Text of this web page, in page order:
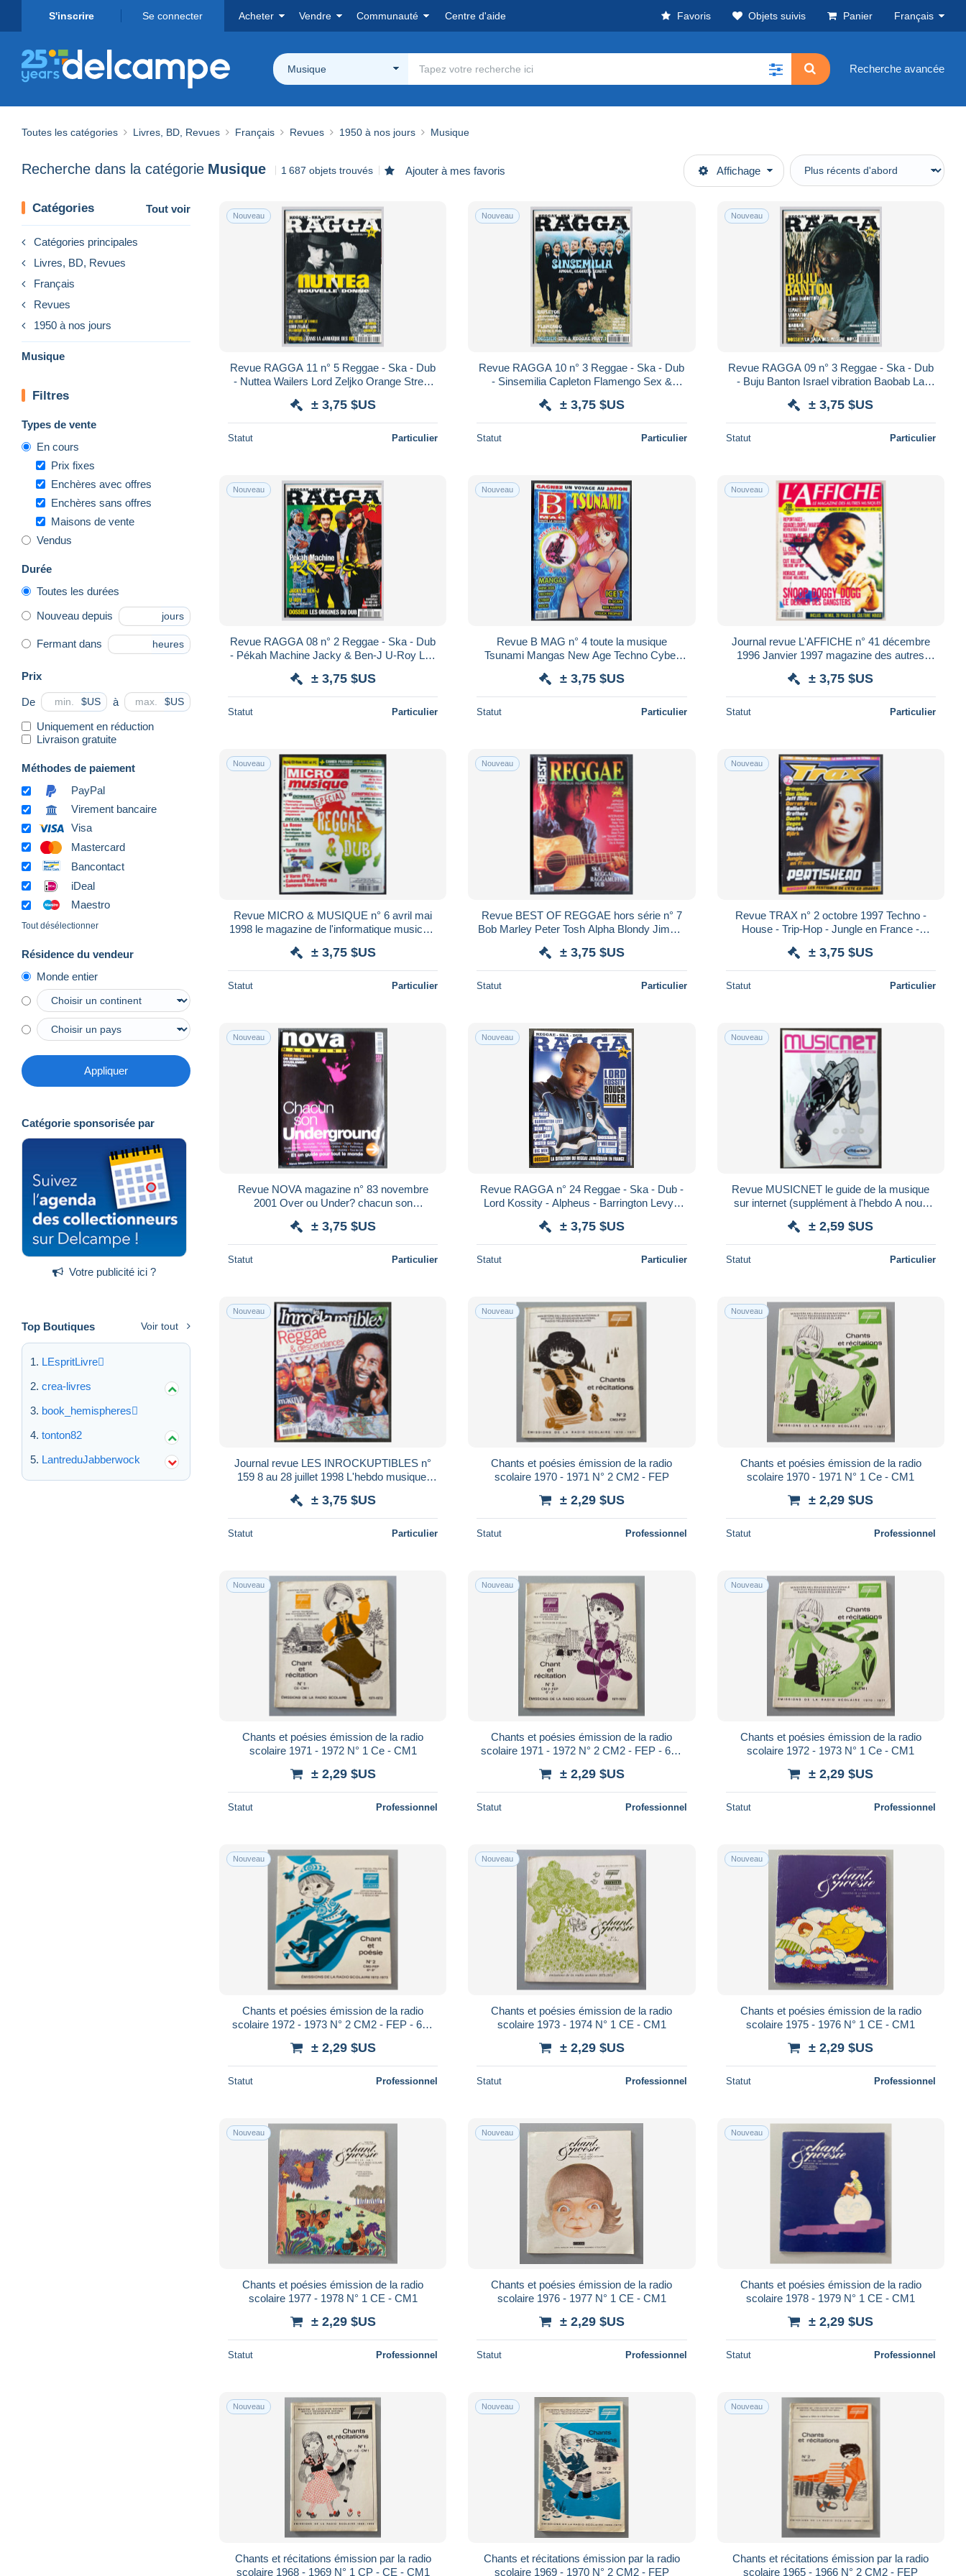
S'inscrire Se connecter Acheter Vendre Communauté Centre d'aide Favoris Objets suivis Panier Français
Musique Recherche avancée
Toutes les catégories Livres, BD, Revues Français Revues 1950 à nos jours Musique
Recherche dans la catégorie Musique 1 687 objets trouvés Ajouter à mes favoris Affichage
Catégories Tout voir
Catégories principales
Livres, BD, Revues
Français
Revues
1950 à nos jours
Musique
Filtres
Types de vente
En cours
Prix fixes
Enchères avec offres
Enchères sans offres
Maisons de vente
Vendus
Durée
Toutes les durées
Nouveau depuis jours
Fermant dans heures
Prix
De $US à $US
Uniquement en réduction
Livraison gratuite
Méthodes de paiement
PayPal
Virement bancaire
Visa
Mastercard
Bancontact
iDeal
Maestro
Tout désélectionner
Résidence du vendeur
Monde entier
Appliquer
Catégorie sponsorisée par
Votre publicité ici ?
Top Boutiques Voir tout
LEspritLivre
crea-livres
book_hemispheres
tonton82
LantreduJabberwock
Nouveau
Revue RAGGA 11 n° 5 Reggae - Ska - Dub
- Nuttea Wailers Lord Zeljko Orange Street
± 3,75 $US
Statut Particulier
Nouveau
Revue RAGGA 10 n° 3 Reggae - Ska - Dub
- Sinsemilia Capleton Flamengo Sex &
± 3,75 $US
Statut Particulier
Nouveau
Revue RAGGA 09 n° 3 Reggae - Ska - Dub
- Buju Banton Israel vibration Baobab La
± 3,75 $US
Statut Particulier
Nouveau
Revue RAGGA 08 n° 2 Reggae - Ska - Dub
- Pékah Machine Jacky & Ben-J U-Roy Les
± 3,75 $US
Statut Particulier
Nouveau
Revue B MAG n° 4 toute la musique
Tsunami Mangas New Age Techno Cyber
prophet
± 3,75 $US
Statut Particulier
Nouveau
Journal revue L'AFFICHE n° 41 décembre
1996 Janvier 1997 magazine des autres
± 3,75 $US
Statut Particulier
Nouveau
Revue MICRO & MUSIQUE n° 6 avril mai
1998 le magazine de l'informatique musicale
± 3,75 $US
Statut Particulier
Nouveau
Revue BEST OF REGGAE hors série n° 7
Bob Marley Peter Tosh Alpha Blondy Jimmy
± 3,75 $US
Statut Particulier
Nouveau
Revue TRAX n° 2 octobre 1997 Techno -
House - Trip-Hop - Jungle en France -
± 3,75 $US
Statut Particulier
Nouveau
Revue NOVA magazine n° 83 novembre
2001 Over ou Under? chacun son
± 3,75 $US
Statut Particulier
Nouveau
Revue RAGGA n° 24 Reggae - Ska - Dub -
Lord Kossity - Alpheus - Barrington Levy -
± 3,75 $US
Statut Particulier
Nouveau
Revue MUSICNET le guide de la musique
sur internet (supplément à l'hebdo A nous
± 2,59 $US
Statut Particulier
Nouveau
Journal revue LES INROCKUPTIBLES n°
159 8 au 28 juillet 1998 L'hebdo musique,
± 3,75 $US
Statut Particulier
Nouveau
Chants et poésies émission de la radio
scolaire 1970 - 1971 N° 2 CM2 - FEP
± 2,29 $US
Statut Professionnel
Nouveau
Chants et poésies émission de la radio
scolaire 1970 - 1971 N° 1 Ce - CM1
± 2,29 $US
Statut Professionnel
Nouveau
Chants et poésies émission de la radio
scolaire 1971 - 1972 N° 1 Ce - CM1
± 2,29 $US
Statut Professionnel
Nouveau
Chants et poésies émission de la radio
scolaire 1971 - 1972 N° 2 CM2 - FEP - 6e -
± 2,29 $US
Statut Professionnel
Nouveau
Chants et poésies émission de la radio
scolaire 1972 - 1973 N° 1 Ce - CM1
± 2,29 $US
Statut Professionnel
Nouveau
Chants et poésies émission de la radio
scolaire 1972 - 1973 N° 2 CM2 - FEP - 6e -
± 2,29 $US
Statut Professionnel
Nouveau
Chants et poésies émission de la radio
scolaire 1973 - 1974 N° 1 CE - CM1
± 2,29 $US
Statut Professionnel
Nouveau
Chants et poésies émission de la radio
scolaire 1975 - 1976 N° 1 CE - CM1
± 2,29 $US
Statut Professionnel
Nouveau
Chants et poésies émission de la radio
scolaire 1977 - 1978 N° 1 CE - CM1
± 2,29 $US
Statut Professionnel
Nouveau
Chants et poésies émission de la radio
scolaire 1976 - 1977 N° 1 CE - CM1
± 2,29 $US
Statut Professionnel
Nouveau
Chants et poésies émission de la radio
scolaire 1978 - 1979 N° 1 CE - CM1
± 2,29 $US
Statut Professionnel
Nouveau
Chants et récitations émission par la radio
scolaire 1968 - 1969 N° 1 CP - CE - CM1
Nouveau
Chants et récitations émission par la radio
scolaire 1969 - 1970 N° 2 CM2 - FEP
Nouveau
Chants et récitations émission par la radio
scolaire 1965 - 1966 N° 2 CM2 - FEP